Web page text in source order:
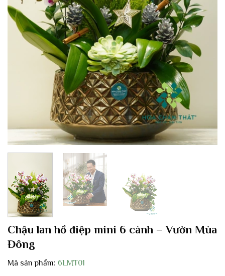
Chậu lan hồ điệp mini 6 cành – Vườn Mùa
Đông
Mã sản phẩm: 6LMT01